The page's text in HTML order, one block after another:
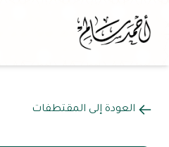
العودة إلى المقتطفات